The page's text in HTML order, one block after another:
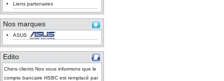
Liens partenaires
Nos marques
ASUS
Edito
Chers clients Nos vous informons que le
compte bancaire HSBC est remplacé par